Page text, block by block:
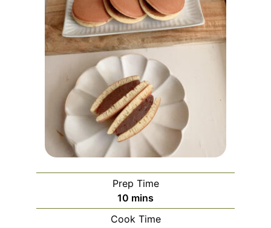
Prep Time
10 minutes
mins
Cook Time